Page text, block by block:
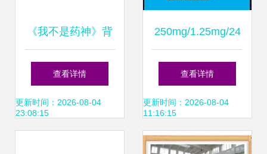
《我不是药神》背
后 抗癌药为何天
价？深度揭秘药品
查看详情
更新时间：2026-08-04
23:08:15
250mg/1.25mg/24
粒瓶装药品 市场
价、厂家与采购核
心解析
查看详情
更新时间：2026-08-04
11:16:15